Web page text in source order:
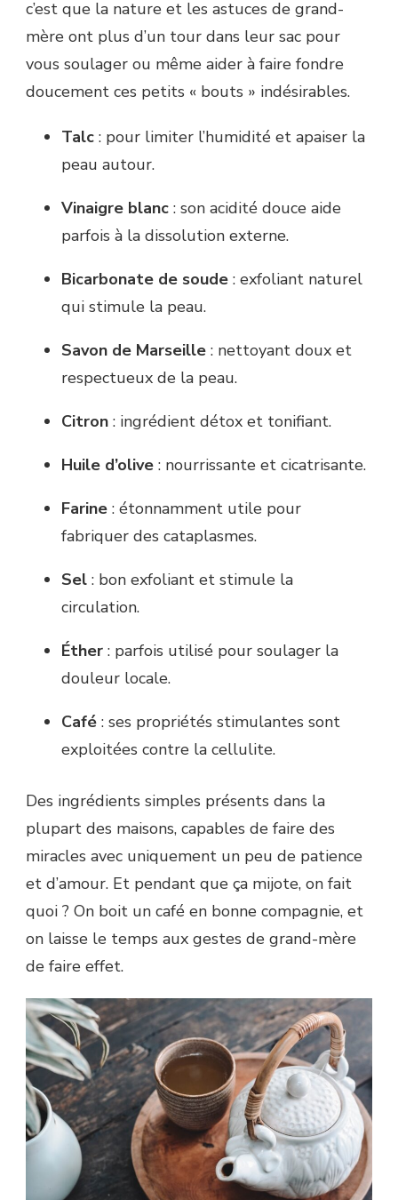
c’est que la nature et les astuces de grand-
mère ont plus d’un tour dans leur sac pour
vous soulager ou même aider à faire fondre
doucement ces petits « bouts » indésirables.
Talc : pour limiter l’humidité et apaiser la
peau autour.
Vinaigre blanc : son acidité douce aide
parfois à la dissolution externe.
Bicarbonate de soude : exfoliant naturel
qui stimule la peau.
Savon de Marseille : nettoyant doux et
respectueux de la peau.
Citron : ingrédient détox et tonifiant.
Huile d’olive : nourrissante et cicatrisante.
Farine : étonnamment utile pour
fabriquer des cataplasmes.
Sel : bon exfoliant et stimule la
circulation.
Éther : parfois utilisé pour soulager la
douleur locale.
Café : ses propriétés stimulantes sont
exploitées contre la cellulite.
Des ingrédients simples présents dans la
plupart des maisons, capables de faire des
miracles avec uniquement un peu de patience
et d’amour. Et pendant que ça mijote, on fait
quoi ? On boit un café en bonne compagnie, et
on laisse le temps aux gestes de grand-mère
de faire effet.